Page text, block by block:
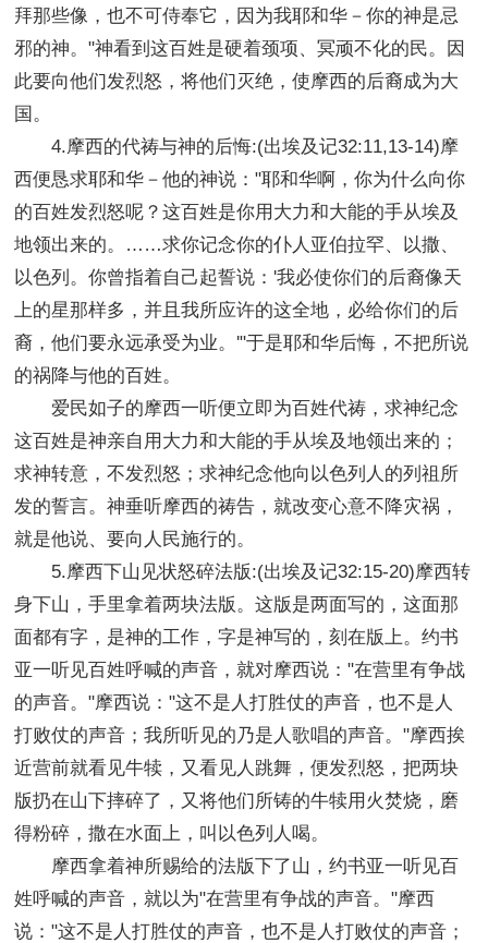
拜那些像，也不可侍奉它，因为我耶和华－你的神是忌
邪的神。"神看到这百姓是硬着颈项、冥顽不化的民。因
此要向他们发烈怒，将他们灭绝，使摩西的后裔成为大
国。
4.摩西的代祷与神的后悔:(出埃及记32:11,13-14)摩
西便恳求耶和华－他的神说："耶和华啊，你为什么向你
的百姓发烈怒呢？这百姓是你用大力和大能的手从埃及
地领出来的。……求你记念你的仆人亚伯拉罕、以撒、
以色列。你曾指着自己起誓说：'我必使你们的后裔像天
上的星那样多，并且我所应许的这全地，必给你们的后
裔，他们要永远承受为业。'"于是耶和华后悔，不把所说
的祸降与他的百姓。
爱民如子的摩西一听便立即为百姓代祷，求神纪念
这百姓是神亲自用大力和大能的手从埃及地领出来的；
求神转意，不发烈怒；求神纪念他向以色列人的列祖所
发的誓言。神垂听摩西的祷告，就改变心意不降灾祸，
就是他说、要向人民施行的。
5.摩西下山见状怒碎法版:(出埃及记32:15-20)摩西转
身下山，手里拿着两块法版。这版是两面写的，这面那
面都有字，是神的工作，字是神写的，刻在版上。约书
亚一听见百姓呼喊的声音，就对摩西说："在营里有争战
的声音。"摩西说："这不是人打胜仗的声音，也不是人
打败仗的声音；我所听见的乃是人歌唱的声音。"摩西挨
近营前就看见牛犊，又看见人跳舞，便发烈怒，把两块
版扔在山下摔碎了，又将他们所铸的牛犊用火焚烧，磨
得粉碎，撒在水面上，叫以色列人喝。
摩西拿着神所赐给的法版下了山，约书亚一听见百
姓呼喊的声音，就以为"在营里有争战的声音。"摩西
说："这不是人打胜仗的声音，也不是人打败仗的声音；